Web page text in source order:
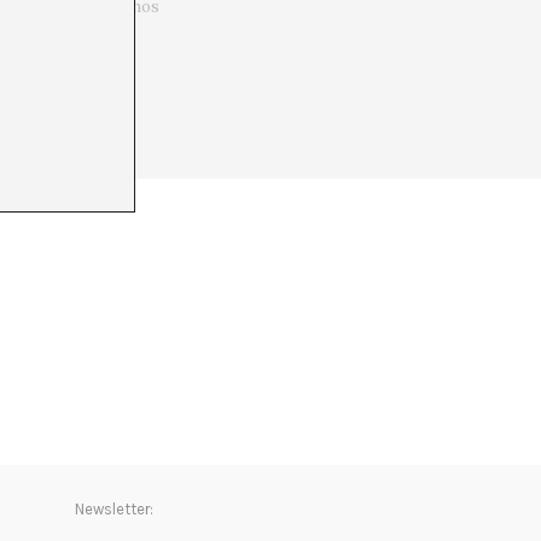
si no podremos
Newsletter: